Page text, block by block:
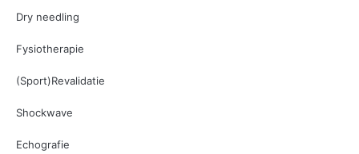
Dry needling
Fysiotherapie
(Sport)Revalidatie
Shockwave
Echografie